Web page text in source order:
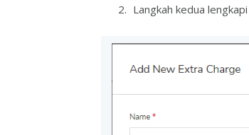
Langkah kedua